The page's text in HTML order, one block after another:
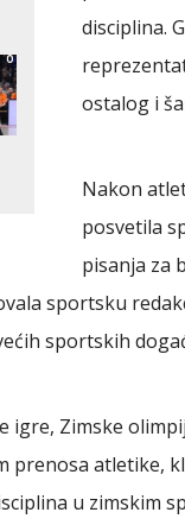
0
disciplina.
ostalog i
Nakon
posvetila
pisanja za
sportsku
sportskih
igre, Zimske
prenosa atletike,
u zimskim